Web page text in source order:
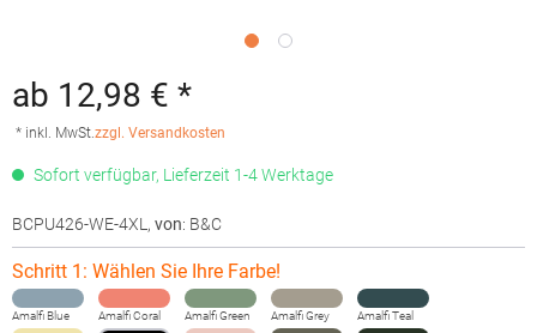
ab 12,98 € *
* inkl. MwSt.zzgl. Versandkosten
Sofort verfügbar, Lieferzeit 1-4 Werktage
BCPU426-WE-4XL , von: B&C
Schritt 1: Wählen Sie Ihre Farbe!
Amalfi Blue Amalfi Coral Amalfi Green Amalfi Grey Amalfi Teal